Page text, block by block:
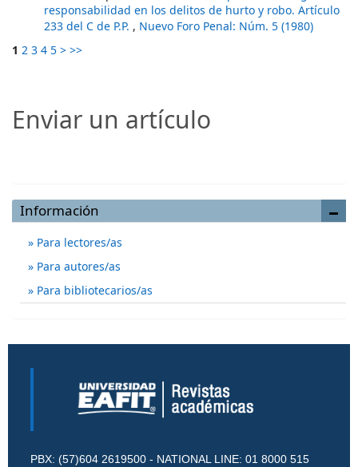
responsabilidad en los delitos de hurto y robo. Artículo
233 del C de P.P. , Nuevo Foro Penal: Núm. 5 (1980)
1 2 3 4 5 > >>
Enviar un artículo
Información
Para lectores/as
Para autores/as
Para bibliotecarios/as
PBX: (57)604 2619500 - NATIONAL LINE: 01 8000 515